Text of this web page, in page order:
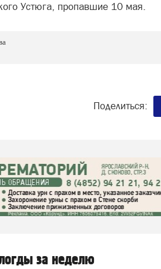
Устюга, пропавшие 10 мая.
Поделиться:
за неделю